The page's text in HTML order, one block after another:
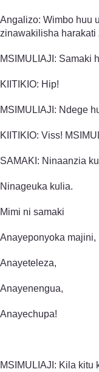
Angalizo: Wimbo huu
zinawakilisha harakati
MSIMULIAJI: Samaki
KIITIKIO: Hip!
MSIMULIAJI: Ndege
KIITIKIO: Viss!
SAMAKI: Ninaanzia
Ninageuka kulia.
Mimi ni samaki
Anayeponyoka majini,
Anayeteleza,
Anayenengua,
Anayechupa!
MSIMULIAJI: Kila kitu